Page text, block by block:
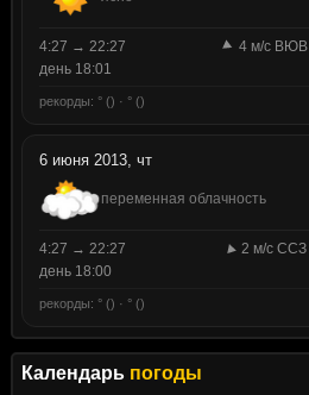
4:27 → 22:27
4 м/с ВЮВ
день 18:01
рекорды: ° () · ° ()
6 июня 2013, чт
переменная облачность
4:27 → 22:27
2 м/с ССЗ
день 18:00
рекорды: ° () · ° ()
Календарь погоды